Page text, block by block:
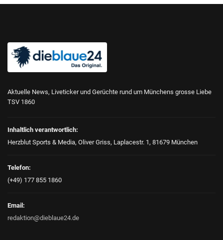
Aktuelle News, Liveticker und Gerüchte rund um Münchens grosse Liebe
TSV 1860
Inhaltlich verantwortlich:
Herzblut Sports & Media, Oliver Griss, Laplacestr. 1, 81679 München
Telefon:
(+49) 177 855 1860
Email:
redaktion@dieblaue24.de